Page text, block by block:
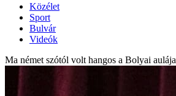
Közélet
Sport
Bulvár
Videók
Ma német szótól volt hangos a Bolyai aulája